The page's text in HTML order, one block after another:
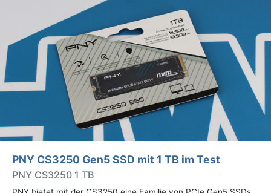
PNY CS3250 Gen5 SSD mit 1 TB im Test
PNY CS3250 1 TB